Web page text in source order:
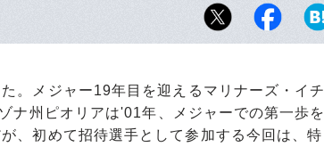
。メジャー19年目を迎えるマリナーズ・イチ
ナ州ピオリアは'01年、メジャーでの第一歩を
、初めて招待選手として参加する今回は、特